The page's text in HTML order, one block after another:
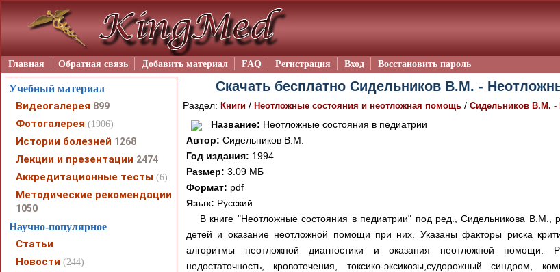
Главная Обратная связь Добавить материал FAQ Регистрация Вход Восстановить пароль
Скачать бесплатно Сидельников В.М. -
Раздел: Книги / Неотложные состояния и неотложная помощь / Сидельников В.М. -
Название: Неотложные состояния в педиатрии
Автор: Сидельников В.М.
Год издания: 1994
Размер: 3.09 МБ
Формат: pdf
Язык: Русский
В книге "Неотложные состояния в педиатрии" под ред., Сидельникова В.М.,
детей и оказание неотложной помощи при них. Указаны факторы риска
алгоритмы неотложной диагностики и оказания неотложной помощи.
недостаточность, кровотечения, токсико-эксикозы,судорожный синдром,
Учебный материал
Видеогалерея 899
Фотогалерея (1906)
Истории болезней 1268
Лекции и презентации 2474
Аккредитационные тесты (6)
Методические рекомендации
1050
Научно-популярное
Статьи
Новости (244)